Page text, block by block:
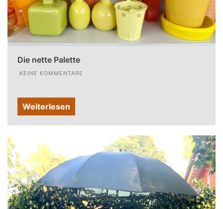
Die nette Palette
KEINE KOMMENTARE
Weiterlesen